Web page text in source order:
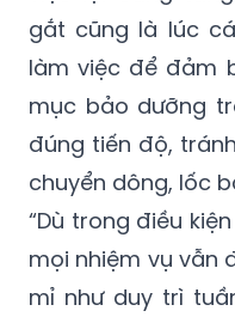
gắt cũng là lúc
làm việc để đảm
mục bảo dưỡng
đúng tiến độ,
chuyển dông, lốc
“Dù trong điều
mọi nhiệm vụ vẫn
mỉ như duy trì